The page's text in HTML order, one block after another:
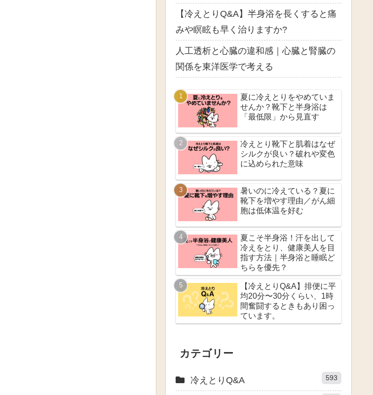
【冷えとりQ&A】半身浴を長くすると痛
みや瞑眩も早く治りますか?
人工透析と心臓の違和感｜心臓と腎臓の
関係を東洋医学で考える
夏に冷えとりをやめていま
せんか？靴下と半身浴は
「最低限」から見直す
冷えとり靴下と肌着はなぜ
シルクが良い？破れや変色
に込められた意味
暑いのに冷えている？夏に
靴下を増やす理由／がん細
胞は低体温を好む
夏こそ半身浴！汗を出して
冷えをとり、健康美人を目
指す方法｜半身浴と睡眠ど
ちらを優先？
【冷えとりQ&A】排便に平
均20分〜30分くらい、1時
間奮闘するときもあり困っ
ています。
カテゴリー
冷えとりQ&A 593